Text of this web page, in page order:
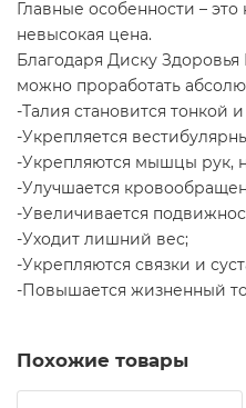
Главные особенности –
невысокая цена.
Благодаря Диску
можно проработать
-Талия становится тонкой
-Укрепляется
-Укрепляются мышцы рук,
-Улучшается
-Увеличивается
-Уходит лишний вес;
-Укрепляются связки и
-Повышается жизненный
Похожие товары